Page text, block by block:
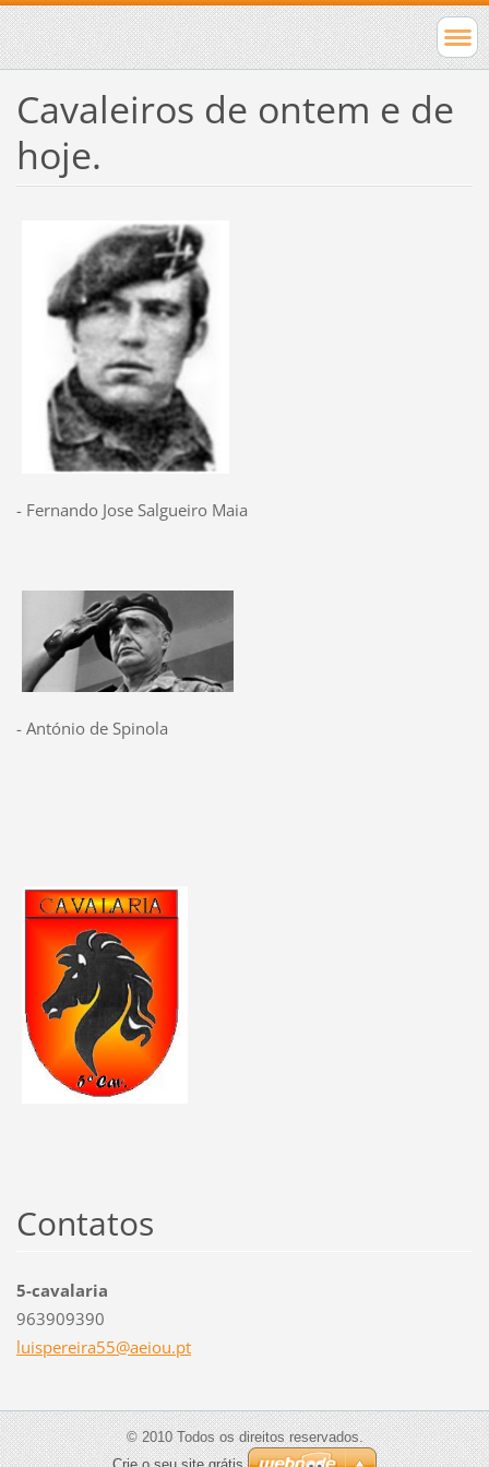
Cavaleiros de ontem e de
hoje.
- Fernando Jose Salgueiro Maia
- António de Spinola
Contatos
5-cavalaria
963909390
luispereira55@aeiou.pt
© 2010 Todos os direitos reservados.